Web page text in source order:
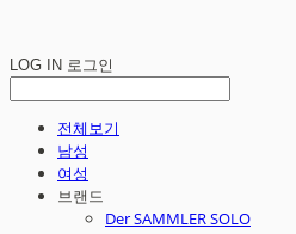
LOG IN 로그인
전체보기
남성
여성
브랜드
Der SAMMLER SOLO